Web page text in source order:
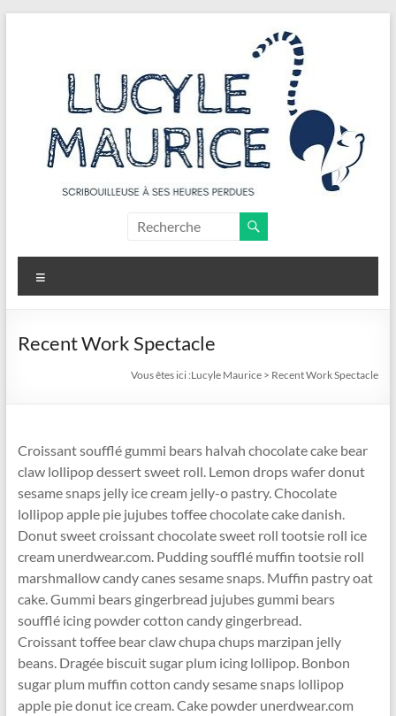
Maurice
Scribouilleuse
ses
Recent Work Spectacle
Vous êtes ici :Lucyle Maurice > Recent Work Spectacle
Croissant soufflé gummi bears halvah chocolate cake bear
claw lollipop dessert sweet roll. Lemon drops wafer donut
sesame snaps jelly ice cream jelly-o pastry. Chocolate
lollipop apple pie jujubes toffee chocolate cake danish.
Donut sweet croissant chocolate sweet roll tootsie roll ice
cream unerdwear.com. Pudding soufflé muffin tootsie roll
marshmallow candy canes sesame snaps. Muffin pastry oat
cake. Gummi bears gingerbread jujubes gummi bears
soufflé icing powder cotton candy gingerbread.
Croissant toffee bear claw chupa chups marzipan jelly
beans. Dragée biscuit sugar plum icing lollipop. Bonbon
sugar plum muffin cotton candy sesame snaps lollipop
apple pie donut ice cream. Cake powder unerdwear.com